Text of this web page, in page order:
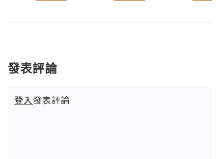
發表評論
登入發表評論